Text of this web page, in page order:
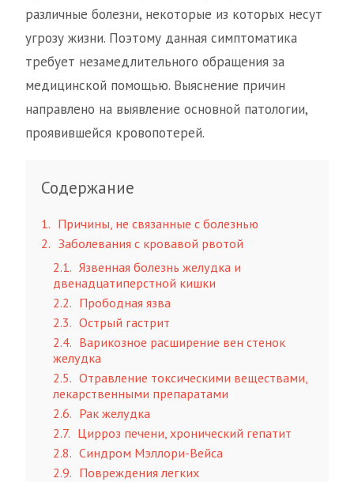
различные болезни, некоторые из которых несут
угрозу жизни. Поэтому данная симптоматика
требует незамедлительного обращения за
медицинской помощью. Выяснение причин
направлено на выявление основной патологии,
проявившейся кровопотерей.
Содержание
1
Причины, не связанные с болезнью
2
Заболевания с кровавой рвотой
2.1
Язвенная болезнь желудка и
двенадцатиперстной кишки
2.2
Прободная язва
2.3
Острый гастрит
2.4
Варикозное расширение вен стенок
желудка
2.5
Отравление токсическими веществами,
лекарственными препаратами
2.6
Рак желудка
2.7
Цирроз печени, хронический гепатит
2.8
Синдром Мэллори-Вейса
2.9
Повреждения легких